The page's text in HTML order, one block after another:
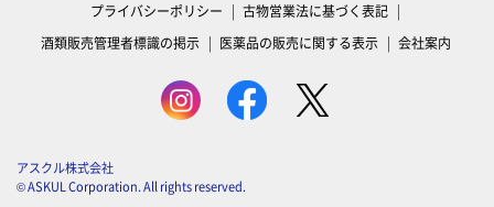
プライバシーポリシー
古物営業法に基づく表記
酒類販売管理者標識の掲示
医薬品の販売に関する表示 会社案内
アスクル株式会社
© ASKUL Corporation. All rights reserved.